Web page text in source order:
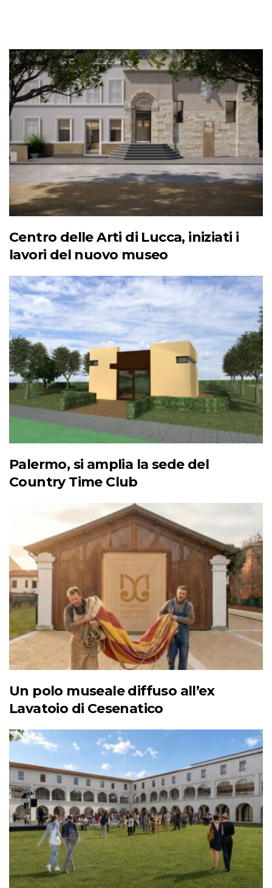
Centro delle Arti di Lucca, iniziati i
lavori del nuovo museo
Palermo, si amplia la sede del
Country Time Club
Un polo museale diffuso all’ex
Lavatoio di Cesenatico